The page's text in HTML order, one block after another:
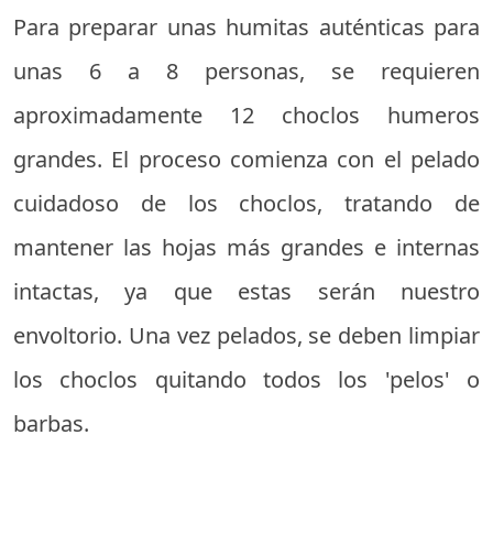
Para preparar unas humitas auténticas para
unas 6 a 8 personas, se requieren
aproximadamente 12 choclos humeros
grandes. El proceso comienza con el pelado
cuidadoso de los choclos, tratando de
mantener las hojas más grandes e internas
intactas, ya que estas serán nuestro
envoltorio. Una vez pelados, se deben limpiar
los choclos quitando todos los 'pelos' o
barbas.